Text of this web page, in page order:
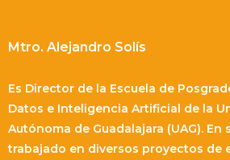
Mtro. Alejandro Solís
Es Director de la Escuela de
Datos e Inteligencia Artificial de la
Autónoma de Guadalajara (UAG). En
trabajado en diversos proyectos de